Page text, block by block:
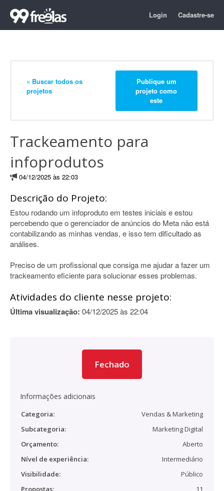
Login Cadastre-se
« Buscar todos os
projetos
Publique um
projeto como
este
Trackeamento para
infoprodutos
04/12/2025 às 22:03
Descrição do Projeto:
Estou rodando um infoproduto em testes iniciais e estou
percebendo que o gerenciador de anúncios do Meta não está
contabilizando as minhas vendas, e isso tem dificultado as
análises.
Preciso de um profissional que consiga me ajudar a fazer um
trackeamento eficiente para solucionar esses problemas.
Atividades do cliente nesse projeto:
Última visualização: 04/12/2025 às 22:04
Fechado
Informações adicionais
Categoria:
Vendas & Marketing
Subcategoria:
Marketing Digital
Orçamento:
Aberto
Nível de experiência:
Intermediário
Visibilidade:
Público
Propostas:
11